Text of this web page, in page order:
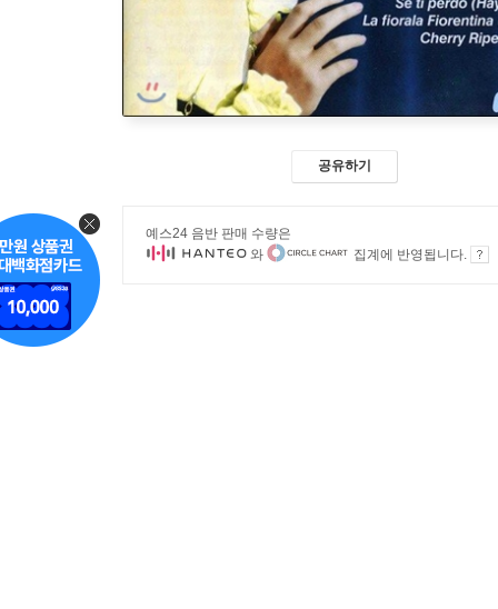
공유하기
예스24 음반 판매 수량은
와
집계에 반영됩니다.